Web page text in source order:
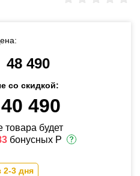
48 490
со скидкой:
40 490
товара будет
бонусных Р
2-3 дня